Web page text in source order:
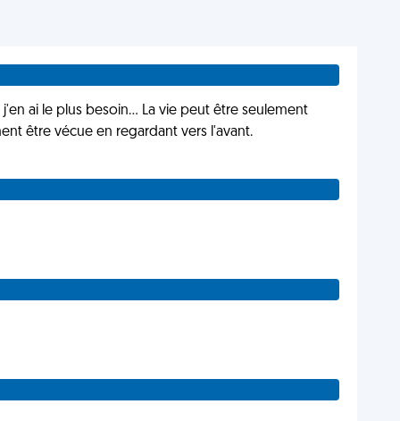
ai le plus besoin... La vie peut être seulement
être vécue en regardant vers l'avant.